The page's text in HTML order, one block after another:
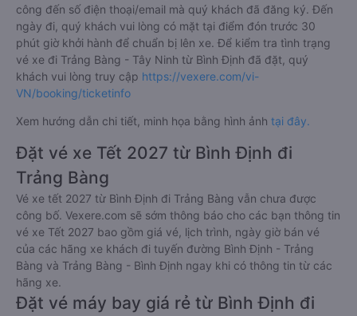
công đến số điện thoại/email mà quý khách đã đăng ký. Đến
ngày đi, quý khách vui lòng có mặt tại điểm đón trước 30
phút giờ khởi hành để chuẩn bị lên xe. Để kiểm tra tình trạng
vé xe đi Trảng Bàng - Tây Ninh từ Bình Định đã đặt, quý
khách vui lòng truy cập https://vexere.com/vi-
VN/booking/ticketinfo
Xem hướng dẫn chi tiết, minh họa bằng hình ảnh tại đây.
Đặt vé xe Tết 2027 từ Bình Định đi
Trảng Bàng
Vé xe tết 2027 từ Bình Định đi Trảng Bàng vẫn chưa được
công bố. Vexere.com sẽ sớm thông báo cho các bạn thông tin
vé xe Tết 2027 bao gồm giá vé, lịch trình, ngày giờ bán vé
của các hãng xe khách đi tuyến đường Bình Định - Trảng
Bàng và Trảng Bàng - Bình Định ngay khi có thông tin từ các
hãng xe.
Đặt vé máy bay giá rẻ từ Bình Định đi